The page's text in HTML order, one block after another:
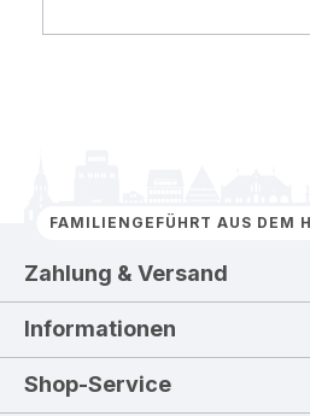
FAMILIENGEFÜHRT AUS DEM
Zahlung & Versand
Informationen
Shop-Service